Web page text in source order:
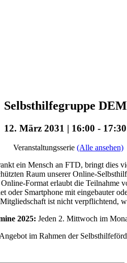
Selbsthilfegruppe
12. März 2031 | 16:00 - 17:30
Veranstaltungsserie (Alle ansehen)
ein Mensch an FTD, bringt dies
Raum unserer Online-
Format erlaubt die Teilnahme
oder Smartphone mit eingebauter
ist nicht verpflichtend,
2025: Jeden 2. Mittwoch im
im Rahmen der